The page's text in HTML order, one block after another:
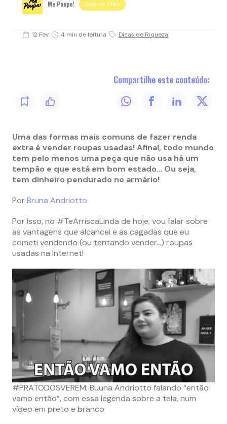
Me Poupe! Ganhar Mais
12 Fev 4 min de leitura Dicas de Riqueza
Compartilhe este conteúdo:
Uma das formas mais comuns de fazer renda
extra é vender roupas usadas! Afinal, todo mundo
tem pelo menos uma peça que não usa há um
tempão e que está em bom estado… Ou seja,
tem dinheiro pendurado no armário!
PorBruna Andriotto
Por isso, no #TeArriscaLinda de hoje, vou falar sobre
as vantagens que alcancei e as cagadas que eu
cometi vendendo (ou tentando vender…) roupas
usadas na Internet!
#PRATODOSVEREM: Buuna Andriotto falando “então
vamo então”, com essa legenda sobre a tela, num
vídeo em preto e branco